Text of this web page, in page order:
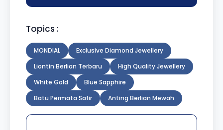
Topics :
MONDIAL
Exclusive Diamond Jewellery
Liontin Berlian Terbaru
High Quality Jewellery
White Gold
Blue Sapphire
Batu Permata Safir
Anting Berlian Mewah